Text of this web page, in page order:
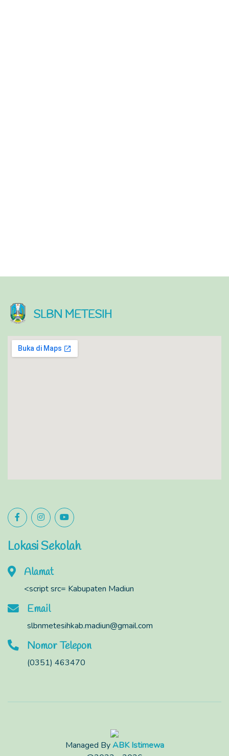
SLBN METESIH
Lokasi Sekolah
Alamat
<script src= Kabupaten Madiun
Email
slbnmetesihkab.madiun@gmail.com
Nomor Telepon
(0351) 463470
Managed ByABK Istimewa